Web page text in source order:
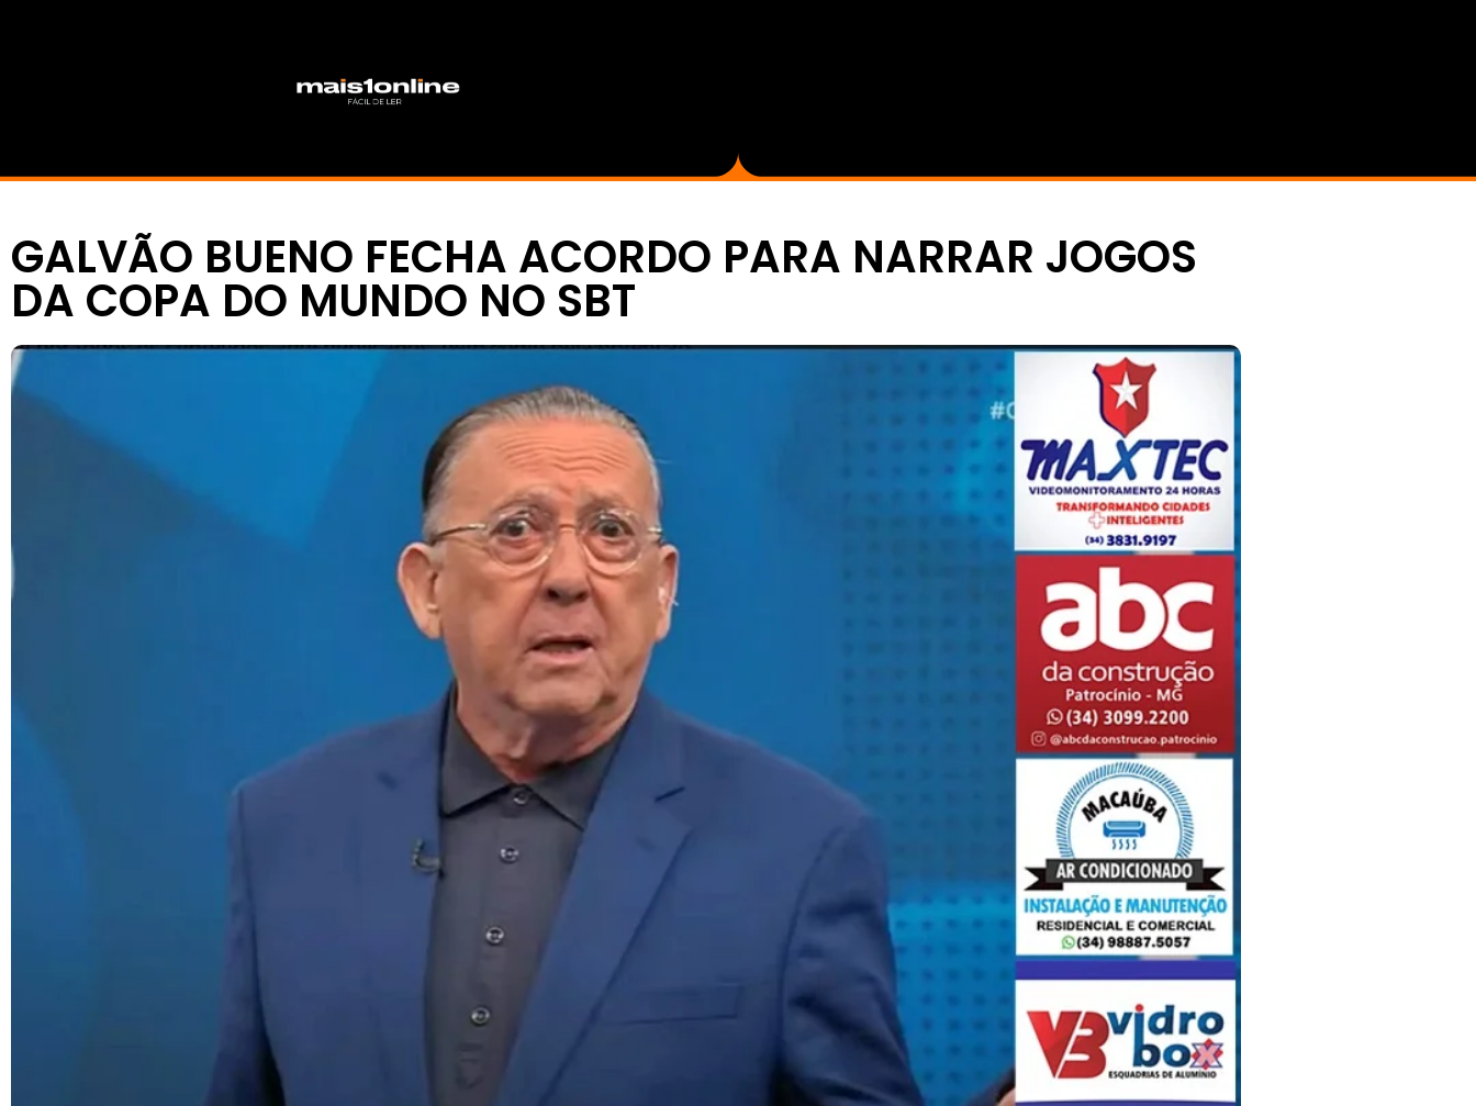
GALVÃO BUENO FECHA ACORDO PARA NARRAR JOGOS
DA COPA DO MUNDO NO SBT